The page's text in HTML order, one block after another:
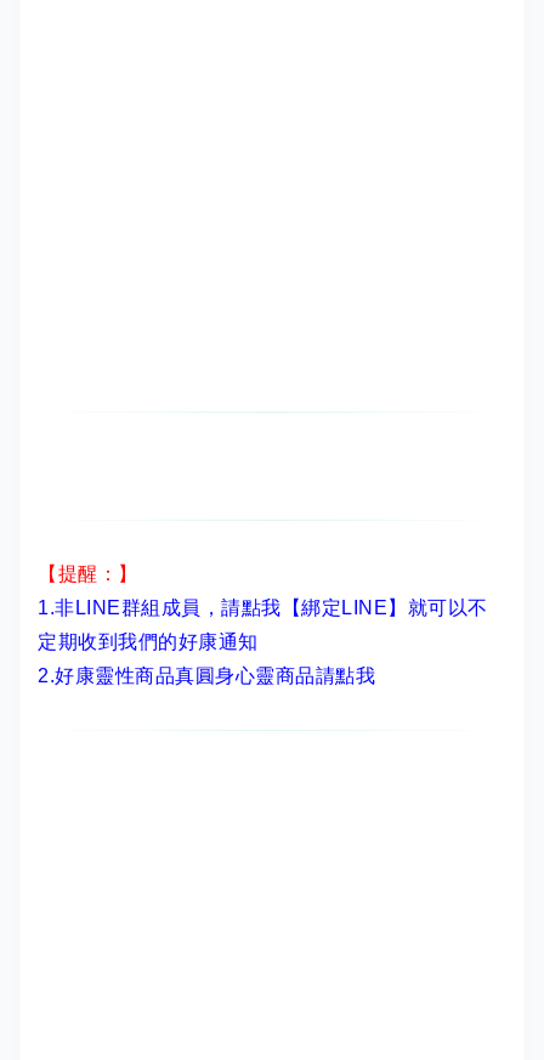
【提醒：】
1.非LINE群組成員， 請點我【綁定LINE】 就可以不
定期收到我們的好康通知
2.好康靈性商品真圓身心靈商品請點我